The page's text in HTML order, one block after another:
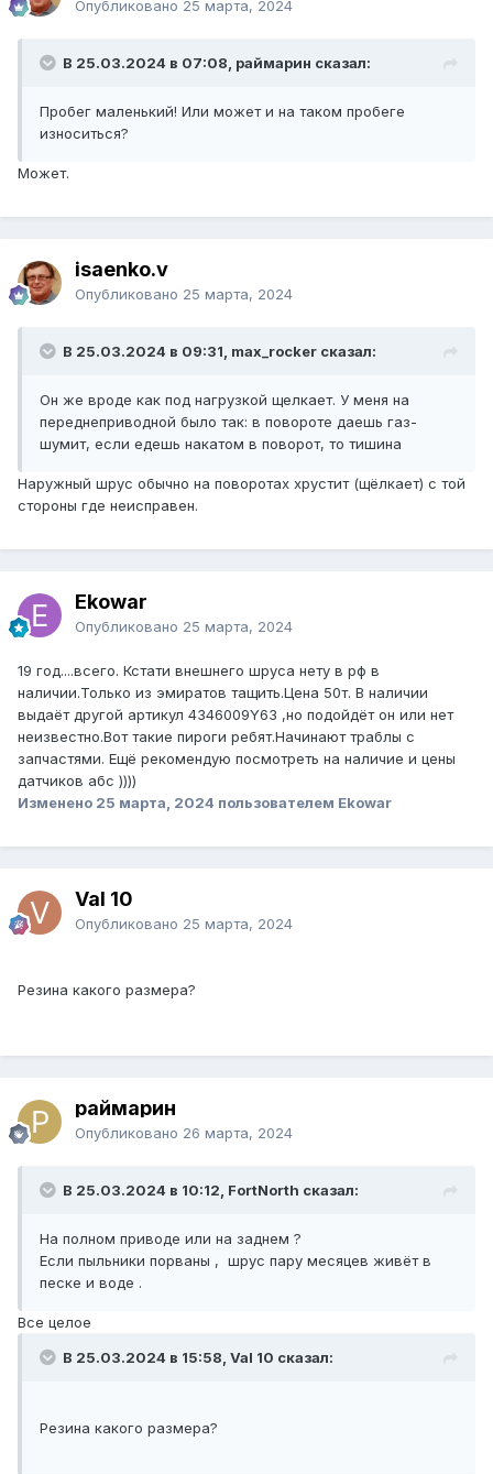
Опубликовано 25 марта, 2024
В 25.03.2024 в 07:08, раймарин сказал:
Пробег маленький! Или может и на таком пробеге
износиться?
Может.
isaenko.v
Опубликовано 25 марта, 2024
В 25.03.2024 в 09:31, max_rocker сказал:
Он же вроде как под нагрузкой щелкает. У меня на
переднеприводной было так: в повороте даешь газ-
шумит, если едешь накатом в поворот, то тишина
Наружный шрус обычно на поворотах хрустит (щёлкает) с той
стороны где неисправен.
Ekowar
Опубликовано 25 марта, 2024
19 год....всего. Кстати внешнего шруса нету в рф в
наличии.Только из эмиратов тащить.Цена 50т. В наличии
выдаёт другой артикул 4346009Y63 ,но подойдёт он или нет
неизвестно.Вот такие пироги ребят.Начинают траблы с
запчастями. Ещё рекомендую посмотреть на наличие и цены
датчиков абс ))))
Изменено 25 марта, 2024 пользователем Ekowar
Val 10
Опубликовано 25 марта, 2024
Резина какого размера?
раймарин
Опубликовано 26 марта, 2024
В 25.03.2024 в 10:12, FоrtNorth сказал:
На полном приводе или на заднем ?
Если пыльники порваны , шрус пару месяцев живёт в
песке и воде .
Все целое
В 25.03.2024 в 15:58, Val 10 сказал:
Резина какого размера?